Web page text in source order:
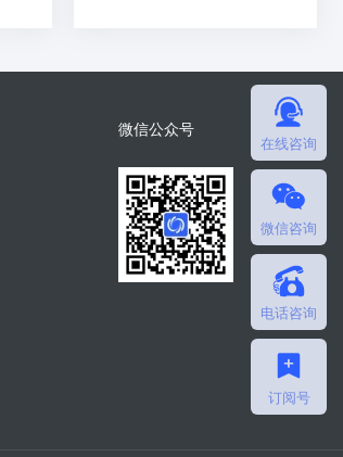
在线咨询
微信咨询
电话咨询
订阅号
微信公众号